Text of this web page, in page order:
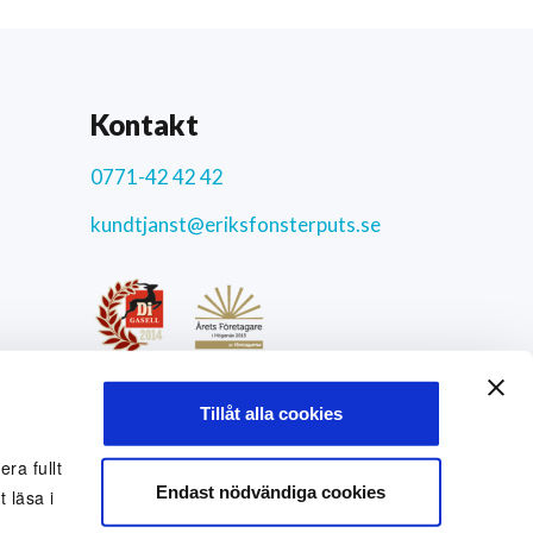
fullt
läsa i
Tillåt alla cookies
Endast nödvändiga cookies
Kontakt
0771-42 42 42
kundtjanst@eriksfonsterputs.se
Sociala medier